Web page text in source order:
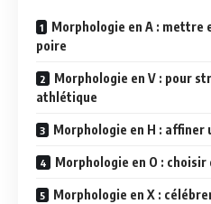
Morphologie en A : mettre
poire
Morphologie en V : pour
athlétique
Morphologie en H : affiner
Morphologie en O :
Morphologie en X :